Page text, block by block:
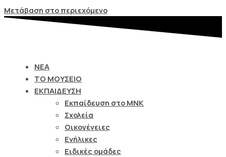
Σημείωση:
Αυτός
σύστημα
προσβασιμότητας.
Μετάβαση στο περιεχόμενο
ΝΕΑ
ΤΟ ΜΟΥΣΕΙΟ
ΕΚΠΑΙΔΕΥΣΗ
Εκπαίδευση στο ΜΝΚ
Σχολεία
Οικογένειες
Ενήλικες
Ειδικές ομάδες